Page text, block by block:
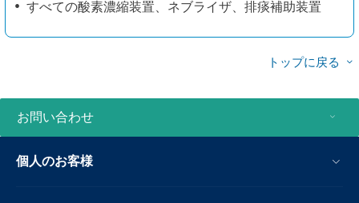
すべての酸素濃縮装置、ネブライザ、排痰補助装置
トップに戻る
お問い合わせ
個人のお客様